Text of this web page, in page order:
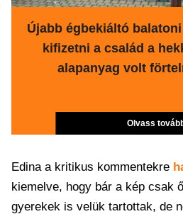
Újabb égbekiáltó
kifizetni a család a
alapanyag volt
Olvass
Edina a kritikus kommentekre
kiemelve, hogy bár a kép csak
gyerekek is velük tartottak, de